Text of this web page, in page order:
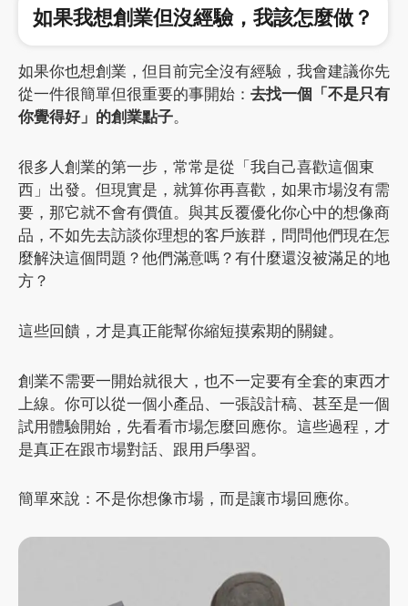
如果我想創業但沒經驗，我該怎麼做？
如果你也想創業，但目前完全沒有經驗，我會建議你先
從一件很簡單但很重要的事開始： 去找一個「不是只有
你覺得好」的創業點子。
很多人創業的第一步，常常是從「我自己喜歡這個東
西」出發。但現實是，就算你再喜歡，如果市場沒有需
要，那它就不會有價值。與其反覆優化你心中的想像商
品，不如先去訪談你理想的客戶族群，問問他們現在怎
麼解決這個問題？他們滿意嗎？有什麼還沒被滿足的地
方？
這些回饋，才是真正能幫你縮短摸索期的關鍵。
創業不需要一開始就很大，也不一定要有全套的東西才
上線。你可以從一個小產品、一張設計稿、甚至是一個
試用體驗開始，先看看市場怎麼回應你。這些過程，才
是真正在跟市場對話、跟用戶學習。
簡單來說：不是你想像市場，而是讓市場回應你。